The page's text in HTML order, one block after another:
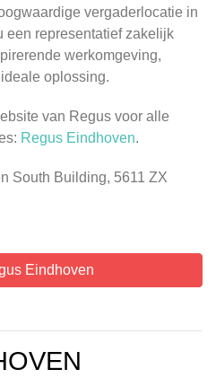
vergaderlocatie in
een representatief zakelijk
werkomgeving,
oplossing.
van Regus voor alle
Regus Eindhoven.
South Building, 5611 ZX
Eindhoven